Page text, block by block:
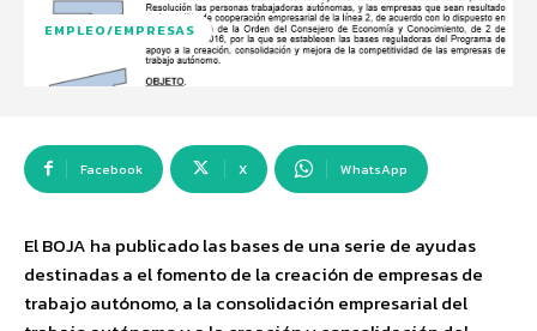
EMPLEO/EMPRESAS
Facebook X WhatsApp
El BOJA ha publicado las bases de una serie de ayudas
destinadas a el fomento de la creación de empresas de
trabajo autónomo, a la consolidación empresarial del